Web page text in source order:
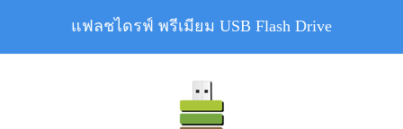
แฟลชไดรฟ์ พรีเมียม USB Flash Drive